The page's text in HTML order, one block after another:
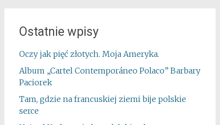
Ostatnie wpisy
Oczy jak pięć złotych. Moja Ameryka.
Album „Cartel Contemporáneo Polaco” Barbary
Paciorek
Tam, gdzie na francuskiej ziemi bije polskie
serce